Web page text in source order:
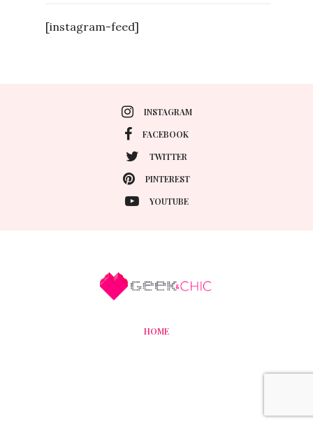
[instagram-feed]
INSTAGRAM
FACEBOOK
TWITTER
PINTEREST
YOUTUBE
HOME